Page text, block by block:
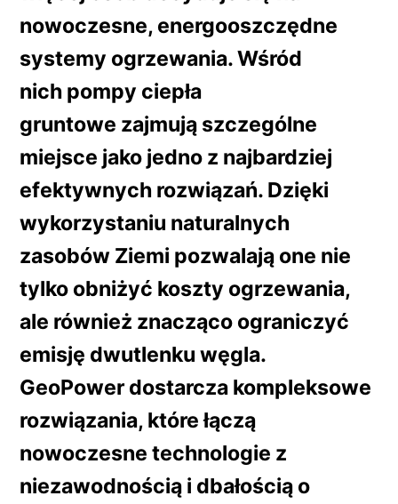
nowoczesne, energooszczędne
systemy ogrzewania. Wśród
nich pompy ciepła
gruntowe zajmują szczególne
miejsce jako jedno z najbardziej
efektywnych rozwiązań. Dzięki
wykorzystaniu naturalnych
zasobów Ziemi pozwalają one nie
tylko obniżyć koszty ogrzewania,
ale również znacząco ograniczyć
emisję dwutlenku węgla.
GeoPower dostarcza kompleksowe
rozwiązania, które łączą
nowoczesne technologie z
niezawodnością i dbałością o